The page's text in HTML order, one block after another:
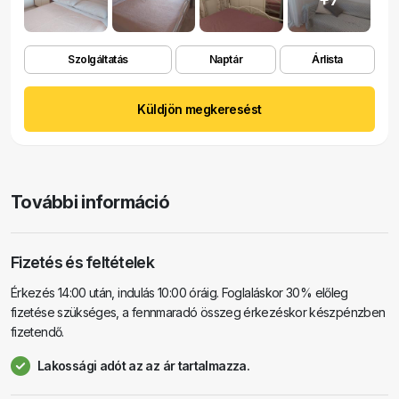
Szolgáltatás Naptár Árlista
Küldjön megkeresést
További információ
Fizetés és feltételek
Érkezés 14:00 után, indulás 10:00 óráig. Foglaláskor 30% előleg
fizetése szükséges, a fennmaradó összeg érkezéskor készpénzben
fizetendő.
Lakossági adót az az ár tartalmazza.